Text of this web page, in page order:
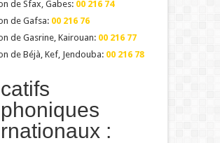
de Sfax, Gabes: 00 216 74
de Gafsa: 00 216 76
de Gasrine, Kairouan: 00 216 77
de Béjà, Kef, Jendouba: 00 216 78
: